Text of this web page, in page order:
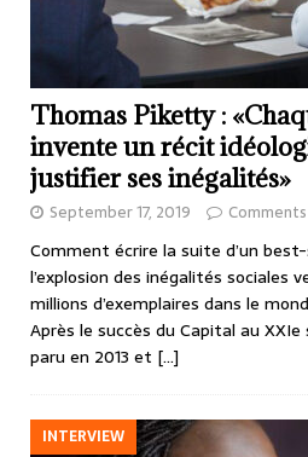
Thomas Piketty :
invente un récit
justifier ses inégalités»
September 17, 2019
Comment écrire la suite d’un
l’explosion des inégalités sociales
millions d’exemplaires dans le
Après le succès du Capital au XXIe
paru en 2013 et […]
INTERVIEW